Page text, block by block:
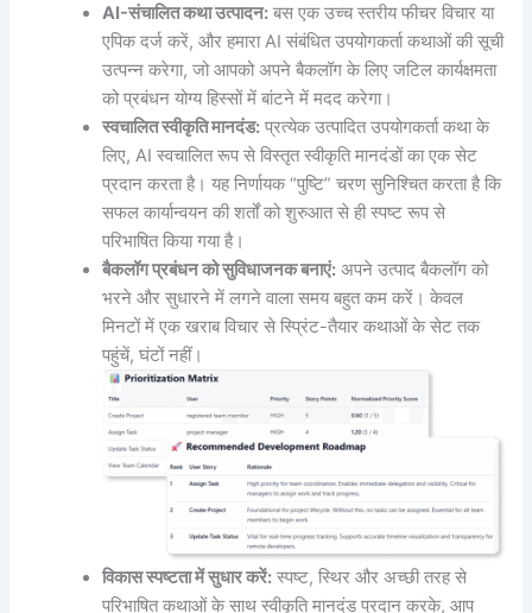
AI-संचालित कथा उत्पादन: बस एक उच्च स्तरीय फीचर विचार या
एपिक दर्ज करें, और हमारा AI संबंधित उपयोगकर्ता कथाओं की सूची
उत्पन्न करेगा, जो आपको अपने बैकलॉग के लिए जटिल कार्यक्षमता
को प्रबंधन योग्य हिस्सों में बांटने में मदद करेगा।
स्वचालित स्वीकृति मानदंड: प्रत्येक उत्पादित उपयोगकर्ता कथा के
लिए, AI स्वचालित रूप से विस्तृत स्वीकृति मानदंडों का एक सेट
प्रदान करता है। यह निर्णायक “पुष्टि” चरण सुनिश्चित करता है कि
सफल कार्यान्वयन की शर्तों को शुरुआत से ही स्पष्ट रूप से
परिभाषित किया गया है।
बैकलॉग प्रबंधन को सुविधाजनक बनाएं: अपने उत्पाद बैकलॉग को
भरने और सुधारने में लगने वाला समय बहुत कम करें। केवल
मिनटों में एक खराब विचार से स्प्रिंट-तैयार कथाओं के सेट तक
पहुंचें, घंटों नहीं।
विकास स्पष्टता में सुधार करें: स्पष्ट, स्थिर और अच्छी तरह से
परिभाषित कथाओं के साथ स्वीकृति मानदंड प्रदान करके, आप